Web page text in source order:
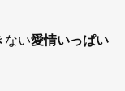
ない愛情いっぱい